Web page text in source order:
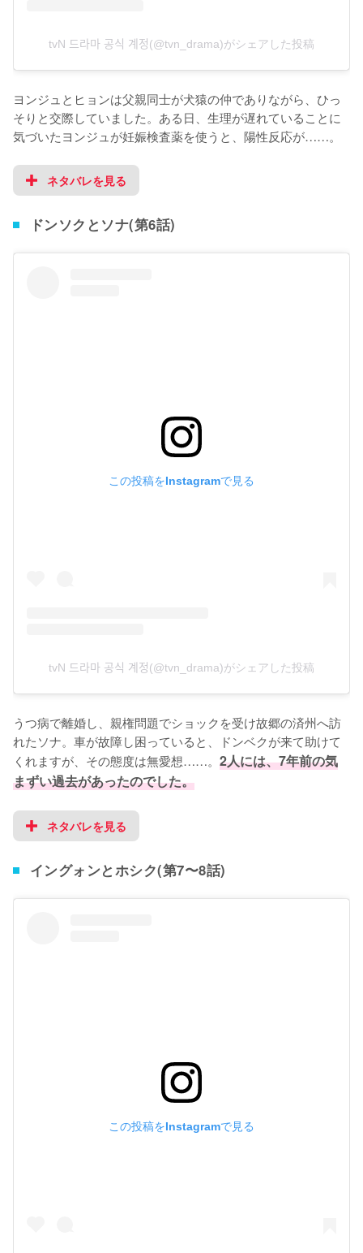
tvN 드라마 공식 계정(@tvn_drama)がシェアした投稿
ヨンジュとヒョンは父親同士が犬猿の仲でありながら、ひっ
そりと交際していました。ある日、生理が遅れていることに
気づいたヨンジュが妊娠検査薬を使うと、陽性反応が……。
ネタバレを見る
ドンソクとソナ(第6話)
この投稿をInstagramで見る
tvN 드라마 공식 계정(@tvn_drama)がシェアした投稿
うつ病で離婚し、親権問題でショックを受け故郷の済州へ訪
れたソナ。車が故障し困っていると、ドンベクが来て助けて
くれますが、その態度は無愛想……。 2人には、7年前の気
まずい過去があったのでした。
ネタバレを見る
イングォンとホシク(第7〜8話)
この投稿をInstagramで見る